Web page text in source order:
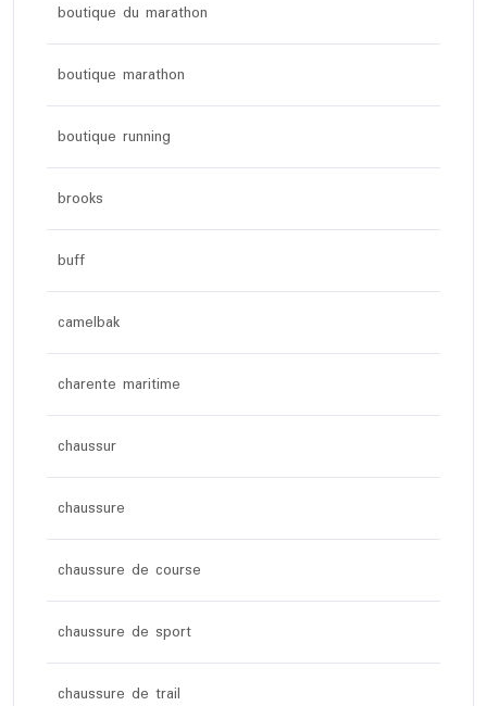
boutique du marathon
boutique marathon
boutique running
brooks
buff
camelbak
charente maritime
chaussur
chaussure
chaussure de course
chaussure de sport
chaussure de trail